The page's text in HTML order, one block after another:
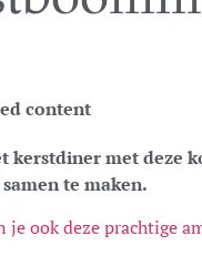
content
kerstdiner met deze
te maken.
je ook deze prachtige